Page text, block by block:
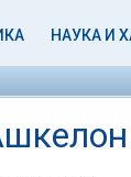
НАУКА И